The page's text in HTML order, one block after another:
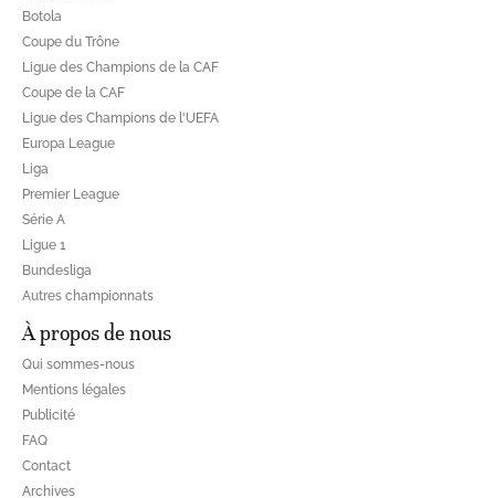
Botola
Coupe du Trône
Ligue des Champions de la CAF
Coupe de la CAF
Ligue des Champions de l'UEFA
Europa League
Liga
Premier League
Série A
Ligue 1
Bundesliga
Autres championnats
À propos de nous
Qui sommes-nous
Mentions légales
Publicité
FAQ
Contact
Archives